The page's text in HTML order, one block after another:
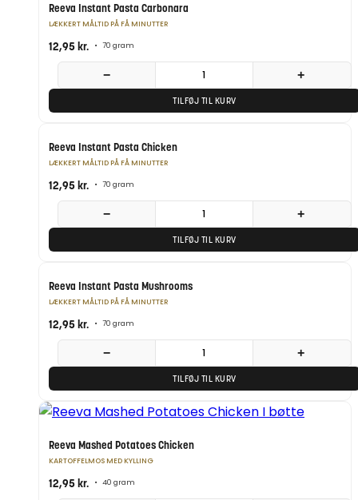
Reeva Instant Pasta Carbonara
LÆKKERT MÅLTID PÅ FÅ MINUTTER
12,95kr. • 70 gram
− +
TILFØJ TIL KURV
Reeva Instant Pasta Chicken
LÆKKERT MÅLTID PÅ FÅ MINUTTER
12,95kr. • 70 gram
− +
TILFØJ TIL KURV
Reeva Instant Pasta Mushrooms
LÆKKERT MÅLTID PÅ FÅ MINUTTER
12,95kr. • 70 gram
− +
TILFØJ TIL KURV
Reeva Mashed Potatoes Chicken
KARTOFFELMOS MED KYLLING
12,95kr. • 40 gram